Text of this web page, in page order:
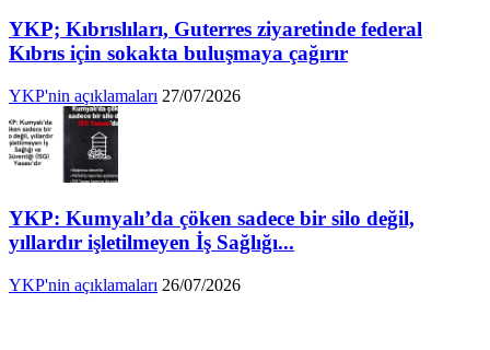
YKP; Kıbrıslıları, Guterres ziyaretinde federal
Kıbrıs için sokakta buluşmaya çağırır
YKP'nin açıklamaları 27/07/2026
YKP: Kumyalı’da çöken sadece bir silo değil,
yıllardır işletilmeyen İş Sağlığı...
YKP'nin açıklamaları 26/07/2026